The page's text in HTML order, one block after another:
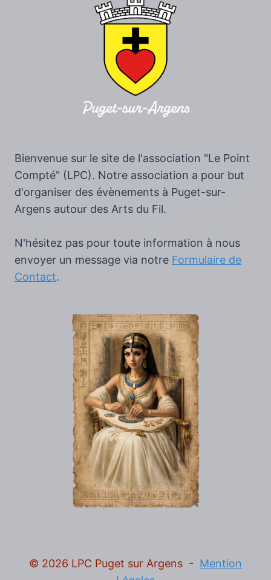
Bienvenue sur le site de l'association "Le Point
Compté" (LPC). Notre association a pour but
d'organiser des évènements à Puget-sur-
Argens autour des Arts du Fil.
N'hésitez pas pour toute information à nous
envoyer un message via notre Formulaire de
Contact.
© 2026 LPC Puget sur Argens - Mention